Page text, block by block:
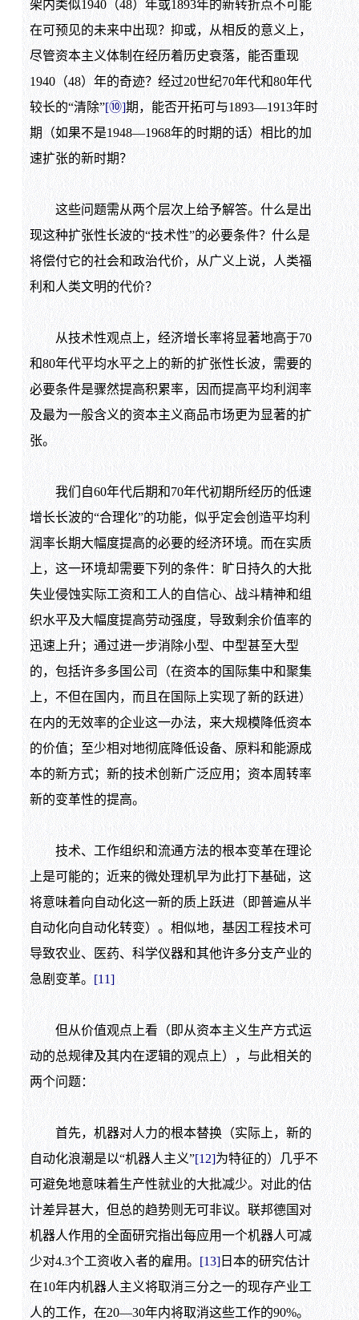
架内类似1940（48）年或1893年的新转折点不可能
在可预见的未来中出现？抑或，从相反的意义上，
尽管资本主义体制在经历着历史衰落，能否重现
1940（48）年的奇迹？经过20世纪70年代和80年代
较长的“清除”[⑩]期，能否开拓可与1893—1913年时
期（如果不是1948—1968年的时期的话）相比的加
速扩张的新时期？
这些问题需从两个层次上给予解答。什么是出
现这种扩张性长波的“技术性”的必要条件？什么是
将偿付它的社会和政治代价，从广义上说，人类福
利和人类文明的代价？
从技术性观点上，经济增长率将显著地高于70
和80年代平均水平之上的新的扩张性长波，需要的
必要条件是骤然提高积累率，因而提高平均利润率
及最为一般含义的资本主义商品市场更为显著的扩
张。
我们自60年代后期和70年代初期所经历的低速
增长长波的“合理化”的功能，似乎定会创造平均利
润率长期大幅度提高的必要的经济环境。而在实质
上，这一环境却需要下列的条件：旷日持久的大批
失业侵蚀实际工资和工人的自信心、战斗精神和组
织水平及大幅度提高劳动强度，导致剩余价值率的
迅速上升；通过进一步消除小型、中型甚至大型
的，包括许多多国公司（在资本的国际集中和聚集
上，不但在国内，而且在国际上实现了新的跃进）
在内的无效率的企业这一办法，来大规模降低资本
的价值；至少相对地彻底降低设备、原料和能源成
本的新方式；新的技术创新广泛应用；资本周转率
新的变革性的提高。
技术、工作组织和流通方法的根本变革在理论
上是可能的；近来的微处理机早为此打下基础，这
将意味着向自动化这一新的质上跃进（即普遍从半
自动化向自动化转变）。相似地，基因工程技术可
导致农业、医药、科学仪器和其他许多分支产业的
急剧变革。 [11]
但从价值观点上看（即从资本主义生产方式运
动的总规律及其内在逻辑的观点上），与此相关的
两个问题：
首先，机器对人力的根本替换（实际上，新的
自动化浪潮是以“机器人主义”[12]为特征的）几乎不
可避免地意味着生产性就业的大批减少。对此的估
计差异甚大，但总的趋势则无可非议。联邦德国对
机器人作用的全面研究指出每应用一个机器人可减
少对4.3个工资收入者的雇用。 [13]日本的研究估计
在10年内机器人主义将取消三分之一的现存产业工
人的工作，在20—30年内将取消这些工作的90%。